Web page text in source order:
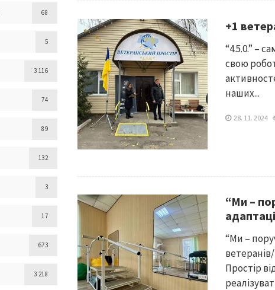
+1
“4.5.0.” –
свою
наших...
28. 11. 2024
“Ми –
“Ми –
Простір
68
5
3 116
74
89
132
3
17
673
3 218